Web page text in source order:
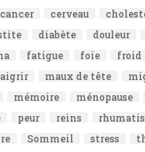
cancer cerveau
diabète douleur
fatigue foie froid
maux de tête
mémoire ménopause
peur reins
Sommeil stress